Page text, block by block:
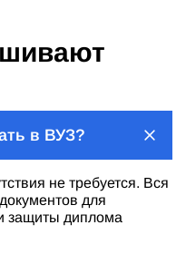
в ВУЗ?
не требуется. Вся
для
защиты диплома